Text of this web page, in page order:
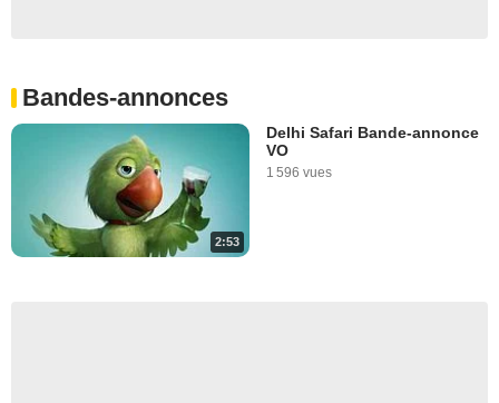
Bandes-annonces
2:53
Delhi Safari Bande-annonce
VO
1 596 vues